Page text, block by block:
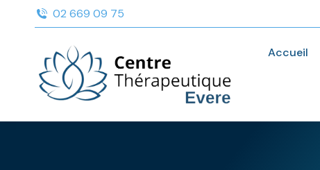
02 669 09 75
Accueil